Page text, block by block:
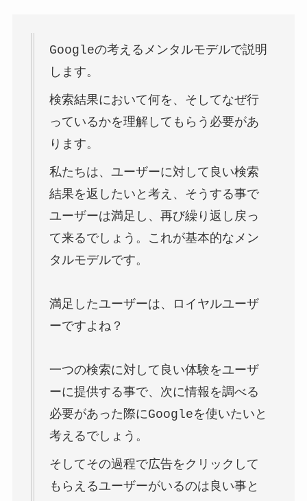
Googleの考えるメンタルモデルで説明
します。
検索結果において何を、そしてなぜ行
っているかを理解してもらう必要があ
ります。
私たちは、ユーザーに対して良い検索
結果を返したいと考え、そうする事で
ユーザーは満足し、再び繰り返し戻っ
て来るでしょう。これが基本的なメン
タルモデルです。
満足したユーザーは、ロイヤルユーザ
ーですよね？
一つの検索に対して良い体験をユーザ
ーに提供する事で、次に情報を調べる
必要があった際にGoogleを使いたいと
考えるでしょう。
そしてその過程で広告をクリックして
もらえるユーザーがいるのは良い事と